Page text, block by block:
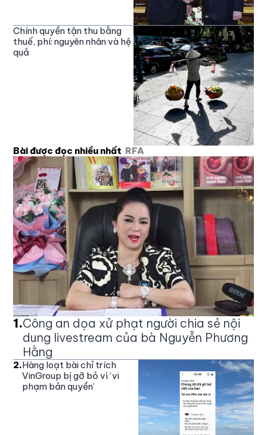
Chính quyền tận thu bằng
thuế, phí: nguyên nhân và hệ
quả
Bài được đọc nhiều nhất RFA
1.Công an dọa xử phạt người chia sẻ nội
dung livestream của bà Nguyễn Phương
Hằng
2.Hàng loạt bài chỉ trích
VinGroup bị gỡ bỏ vì ‘vi
phạm bản quyền’